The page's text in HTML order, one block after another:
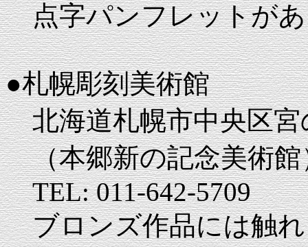
点字パンフレットがあ
●札幌彫刻美術館
北海道札幌市中央区宮
（本郷新の記念美術館
TEL: 011-642-5709
ブロンズ作品には触れ